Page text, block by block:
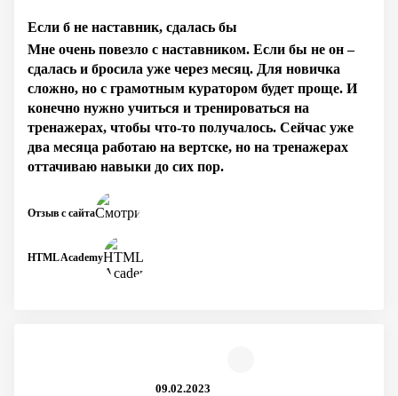
Если б не наставник, сдалась бы
Мне очень повезло с наставником. Если бы не он –
сдалась и бросила уже через месяц. Для новичка
сложно, но с грамотным куратором будет проще. И
конечно нужно учиться и тренироваться на
тренажерах, чтобы что-то получалось. Сейчас уже
два месяца работаю на вертске, но на тренажерах
оттачиваю навыки до сих пор.
HTML Academy
Отзыв с сайта
09.02.2023